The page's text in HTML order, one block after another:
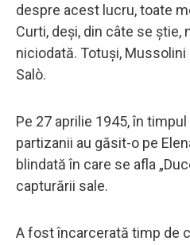
despre acest lucru, toate
Curti, deși, din câte se
niciodată. Totuși,
Salò.
Pe 27 aprilie 1945, în
partizanii au găsit-o pe
blindată în care se afla
capturării sale.
A fost încarcerată timp de